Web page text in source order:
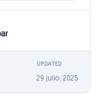
UPDATED
29 julio, 2025